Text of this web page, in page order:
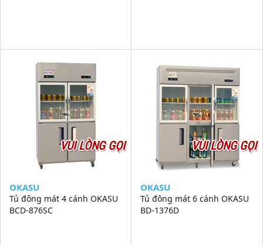
VUI LÒNG GỌI
OKASU
Tủ đông mát 4 cánh OKASU
BCD-876SC
VUI LÒNG GỌI
OKASU
Tủ đông mát 6 cánh OKASU
BD-1376D